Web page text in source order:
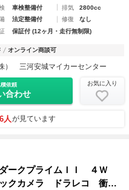
車検整備付 排気
2800cc
法定整備付 修復
なし
保証付 (12ヶ月・走行無制限)
オンライン商談可
） 三河安城マイカーセンター
依頼
合わせ
お気に入り
人 が見ています
ークプライムＩＩ ４Ｗ
クカメラ ドラレコ 衝突